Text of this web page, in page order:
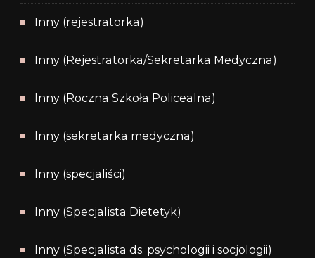
Inny (rejestratorka)
Inny (Rejestratorka/Sekretarka Medyczna)
Inny (Roczna Szkoła Policealna)
Inny (sekretarka medyczna)
Inny (specjaliści)
Inny (Specjalista Dietetyk)
Inny (Specjalista ds. psychologii i socjologii)